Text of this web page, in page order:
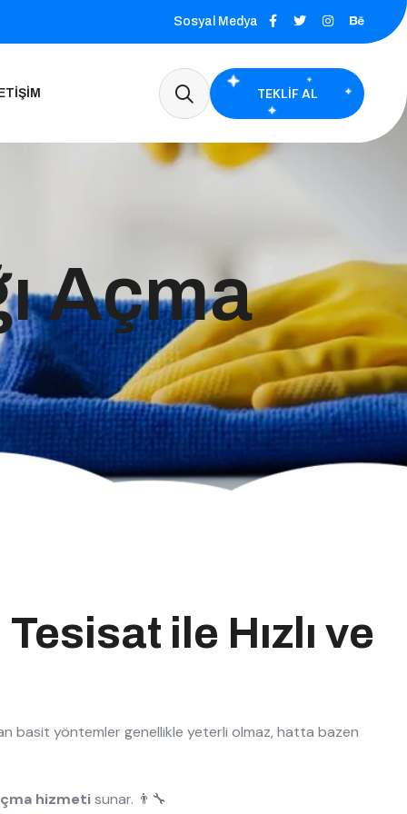
Sosyal Medya
TEKLIF AL
Açma
ile Hızlı ve
basit yöntemler genellikle yeterli olmaz, hatta bazen
hizmetisunar. 👨‍🔧